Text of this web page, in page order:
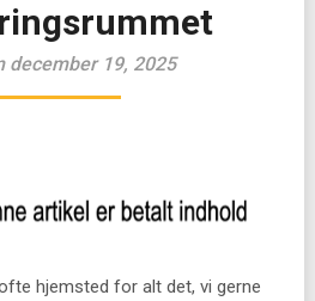
december 19, 2025
hjemsted for alt det, vi gerne